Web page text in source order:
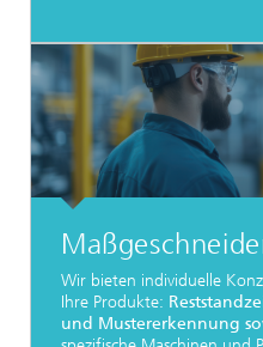
Wir bieten individuelle
Ihre Produkte:
und Mustererkennung